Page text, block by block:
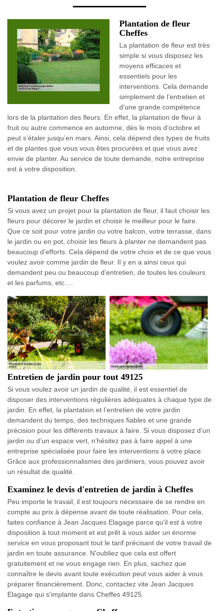
Plantation de fleur
Cheffes
La plantation de fleur est très
simple si vous disposez les
moyens efficaces et
essentiels pour les
interventions. Cela demande
simplement de l’entretien et
d’une grande compétence
lors de la plantation des fleurs. En effet, la plantation de fleur à
fruit ou autre commence en automne, dès le mois d’octobre et
peut s’étaler jusqu’en mars. Ainsi, cela dépend des types de fruits
et de plantes que vous vous êtes procurées et que vous avez
envie de planter. Au service de toute demande, notre entreprise
est à votre disposition.
Plantation de fleur Cheffes
Si vous avez un projet pour la plantation de fleur, il faut choisir les
fleurs pour décorer le jardin et choisir le meilleur pour le faire.
Que ce soit pour votre jardin ou votre balcon, votre terrasse, dans
le jardin ou en pot, choisir les fleurs à planter ne demandent pas
beaucoup d’efforts. Cela dépend de votre choix et de ce que vous
voulez avoir comme jardin de fleur. Il y en a ainsi ceux qui
demandent peu ou beaucoup d’entretien, de toutes les couleurs
et les parfums, etc.…
Entretien de jardin pour tout 49125
Si vous voulez avoir un jardin de qualité, il est essentiel de
disposer des interventions régulières adéquates à chaque type de
jardin. En effet, la plantation et l’entretien de votre jardin
demandent du temps, des techniques fiables et une grande
précision pour les différents travaux à faire. Si vous disposez d’un
jardin ou d’un espace vert, n’hésitez pas à faire appel à une
entreprise spécialisée pour faire les interventions à votre place.
Grâce aux professionnalismes des jardiniers, vous pouvez avoir
un résultat de qualité.
Examinez le devis d'entretien de jardin à Cheffes
Peu importe le travail, il est toujours nécessaire de se rendre en
compte au prix à dépense avant de toute réalisation. Pour cela,
faites confiance à Jean Jacques Elagage parce qu'il est à votre
disposition à tout moment et est prêt à vous aider un énorme
service en vous proposant tout le tarif précisant de votre travail de
jardin en toute assurance. N'oubliez que cela est offert
gratuitement et ne vous engage rien. En plus, sachez que
connaître le devis avant toute exécution peut vous aider à vous
préparer financièrement. Donc, contactez vite Jean Jacques
Elagage qui s'implante dans Cheffes 49125.